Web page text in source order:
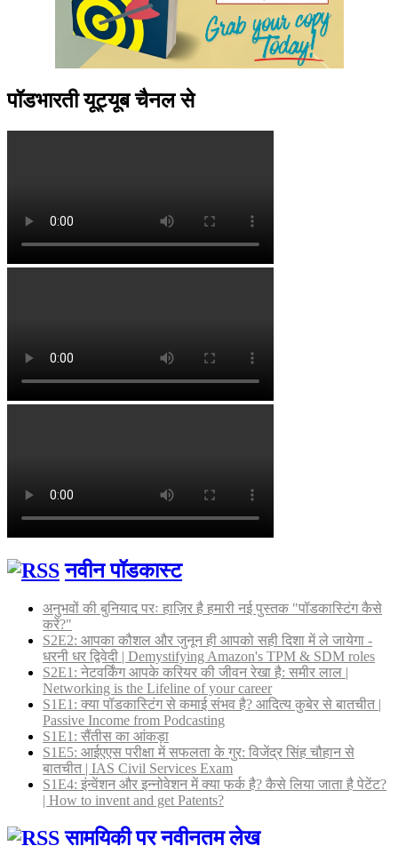
पॉडभारती यूट्यूब चैनल से
नवीन पॉडकास्ट
अनुभवों की बुनियाद परः हाज़िर है हमारी नई पुस्तक "पॉडकास्टिंग कैसे
करें?"
S2E2: आपका कौशल और जुनून ही आपको सही दिशा में ले जायेगा -
धरनी धर द्विवेदी | Demystifying Amazon's TPM & SDM roles
S2E1: नेटवर्किंग आपके करियर की जीवन रेखा है: समीर लाल |
Networking is the Lifeline of your career
S1E1: क्या पॉडकास्टिंग से कमाई संभव है? आदित्य कुबेर से बातचीत |
Passive Income from Podcasting
S1E1: सैंतीस का आंकड़ा
S1E5: आईएएस परीक्षा में सफलता के गुर: विजेंद्र सिंह चौहान से
बातचीत | IAS Civil Services Exam
S1E4: इंन्वेंशन और इन्नोवेशन में क्या फर्क है? कैसे लिया जाता है पेटेंट?
| How to invent and get Patents?
सामयिकी पर नवीनतम लेख